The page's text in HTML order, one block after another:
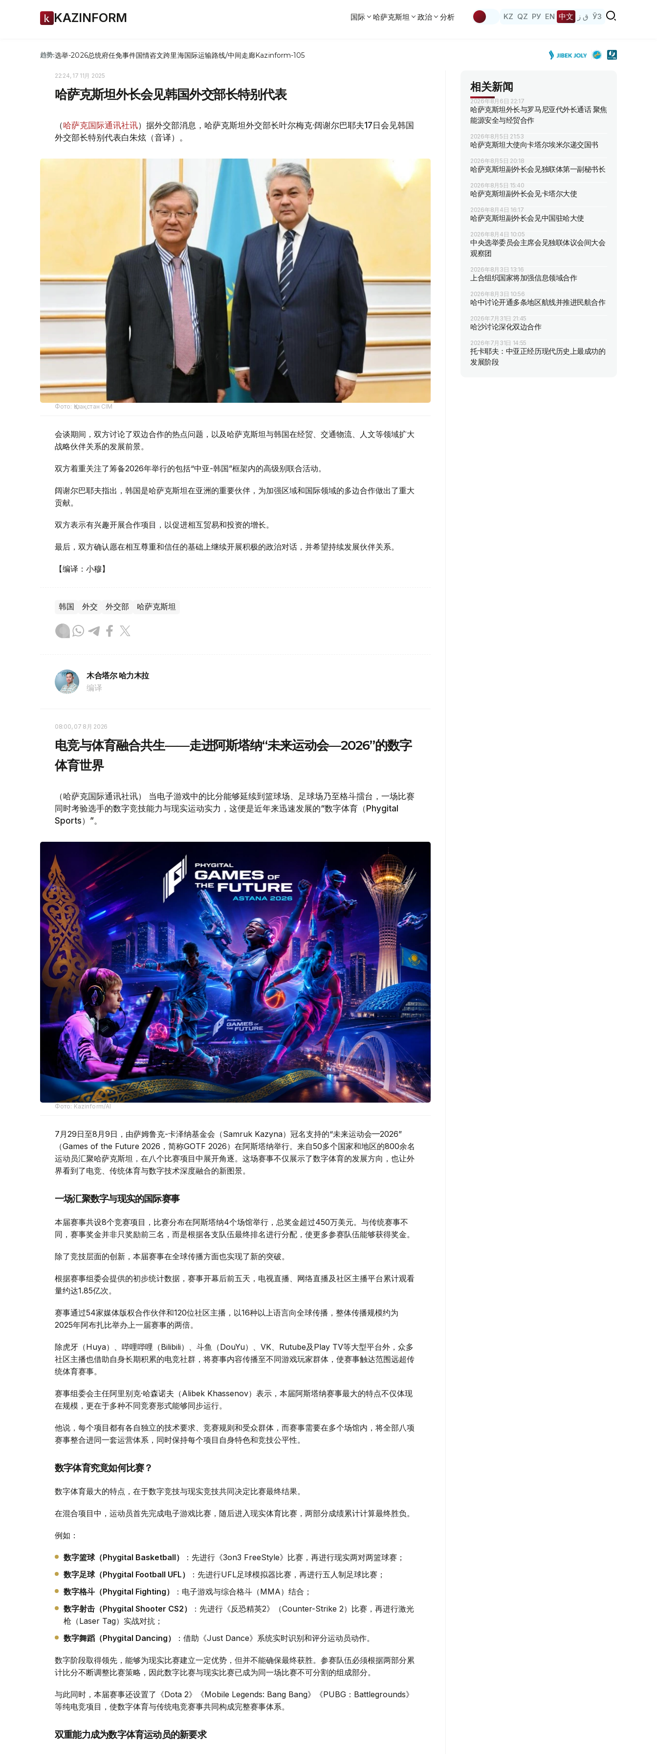
KAZINFORM 国际 哈萨克斯坦 政治 分析 KZ QZ РУ EN 中文 ق ز ЎЗ
趋势:选举-2026总统府任免事件国情咨文跨里海国际运输路线/中间走廊Kazinform-105
22:24, 17 11月 2025
哈萨克斯坦外长会见韩国外交部长特别代表
（哈萨克国际通讯社讯）据外交部消息，哈萨克斯坦外交部长叶尔梅克·阔谢尔巴耶夫17日会见韩国
外交部长特别代表白朱炫（音译）。
Фото: Қазақстан СІМ
会谈期间，双方讨论了双边合作的热点问题，以及哈萨克斯坦与韩国在经贸、交通物流、人文等领域扩大
战略伙伴关系的发展前景。
双方着重关注了筹备2026年举行的包括“中亚-韩国”框架内的高级别联合活动。
阔谢尔巴耶夫指出，韩国是哈萨克斯坦在亚洲的重要伙伴，为加强区域和国际领域的多边合作做出了重大
贡献。
双方表示有兴趣开展合作项目，以促进相互贸易和投资的增长。
最后，双方确认愿在相互尊重和信任的基础上继续开展积极的政治对话，并希望持续发展伙伴关系。
【编译：小穆】
韩国 外交 外交部 哈萨克斯坦
木合塔尔 哈力木拉
编译
08:00, 07 8月 2026
电竞与体育融合共生——走进阿斯塔纳“未来运动会—2026”的数字
体育世界
（哈萨克国际通讯社讯） 当电子游戏中的比分能够延续到篮球场、足球场乃至格斗擂台，一场比赛
同时考验选手的数字竞技能力与现实运动实力，这便是近年来迅速发展的“数字体育（Phygital
Sports）”。
Фото: Kazinform/AI
7月29日至8月9日，由萨姆鲁克-卡泽纳基金会（Samruk Kazyna）冠名支持的“未来运动会—2026”
（Games of the Future 2026，简称GOTF 2026）在阿斯塔纳举行。来自50多个国家和地区的800余名
运动员汇聚哈萨克斯坦，在八个比赛项目中展开角逐。这场赛事不仅展示了数字体育的发展方向，也让外
界看到了电竞、传统体育与数字技术深度融合的新图景。
一场汇聚数字与现实的国际赛事
本届赛事共设8个竞赛项目，比赛分布在阿斯塔纳4个场馆举行，总奖金超过450万美元。与传统赛事不
同，赛事奖金并非只奖励前三名，而是根据各支队伍最终排名进行分配，使更多参赛队伍能够获得奖金。
除了竞技层面的创新，本届赛事在全球传播方面也实现了新的突破。
根据赛事组委会提供的初步统计数据，赛事开幕后前五天，电视直播、网络直播及社区主播平台累计观看
量约达1.85亿次。
赛事通过54家媒体版权合作伙伴和120位社区主播，以16种以上语言向全球传播，整体传播规模约为
2025年阿布扎比举办上一届赛事的两倍。
除虎牙（Huya）、哔哩哔哩（Bilibili）、斗鱼（DouYu）、VK、Rutube及Play TV等大型平台外，众多
社区主播也借助自身长期积累的电竞社群，将赛事内容传播至不同游戏玩家群体，使赛事触达范围远超传
统体育赛事。
赛事组委会主任阿里别克·哈森诺夫（Alibek Khassenov）表示，本届阿斯塔纳赛事最大的特点不仅体现
在规模，更在于多种不同竞赛形式能够同步运行。
他说，每个项目都有各自独立的技术要求、竞赛规则和受众群体，而赛事需要在多个场馆内，将全部八项
赛事整合进同一套运营体系，同时保持每个项目自身特色和竞技公平性。
数字体育究竟如何比赛？
数字体育最大的特点，在于数字竞技与现实竞技共同决定比赛最终结果。
在混合项目中，运动员首先完成电子游戏比赛，随后进入现实体育比赛，两部分成绩累计计算最终胜负。
例如：
数字篮球（Phygital Basketball）
：先进行《3on3 FreeStyle》比赛，再进行现实两对两篮球赛；
数字足球（Phygital Football UFL）
：先进行UFL足球模拟器比赛，再进行五人制足球比赛；
数字格斗（Phygital Fighting）
：电子游戏与综合格斗（MMA）结合；
数字射击（Phygital Shooter CS2）
：先进行《反恐精英2》（Counter-Strike 2）比赛，再进行激光
枪（Laser Tag）实战对抗；
数字舞蹈（Phygital Dancing）
：借助《Just Dance》系统实时识别和评分运动员动作。
数字阶段取得领先，能够为现实比赛建立一定优势，但并不能确保最终获胜。参赛队伍必须根据两部分累
计比分不断调整比赛策略，因此数字比赛与现实比赛已成为同一场比赛不可分割的组成部分。
与此同时，本届赛事还设置了《Dota 2》《Mobile Legends: Bang Bang》《PUBG：Battlegrounds》
等纯电竞项目，使数字体育与传统电竞赛事共同构成完整赛事体系。
双重能力成为数字体育运动员的新要求
相关新闻
2026年8月6日 22:17
哈萨克斯坦外长与罗马尼亚代外长通话 聚焦
能源安全与经贸合作
2026年8月5日 21:53
哈萨克斯坦大使向卡塔尔埃米尔递交国书
2026年8月5日 20:18
哈萨克斯坦副外长会见独联体第一副秘书长
2026年8月5日 15:40
哈萨克斯坦副外长会见卡塔尔大使
2026年8月4日 16:17
哈萨克斯坦副外长会见中国驻哈大使
2026年8月4日 10:05
中央选举委员会主席会见独联体议会间大会
观察团
2026年8月3日 13:16
上合组织国家将加强信息领域合作
2026年8月3日 10:56
哈中讨论开通多条地区航线并推进民航合作
2026年7月31日 21:45
哈沙讨论深化双边合作
2026年7月31日 14:55
托卡耶夫：中亚正经历现代历史上最成功的
发展阶段